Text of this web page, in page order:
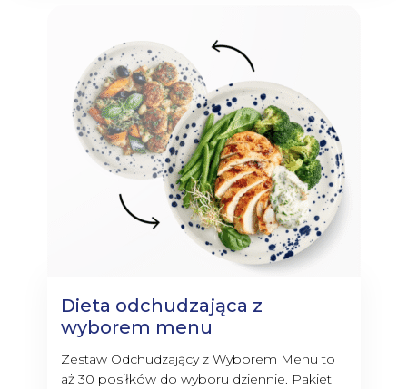
Dieta odchudzająca z
wyborem menu
Zestaw Odchudzający z Wyborem Menu to
aż 30 posiłków do wyboru dziennie. Pakiet